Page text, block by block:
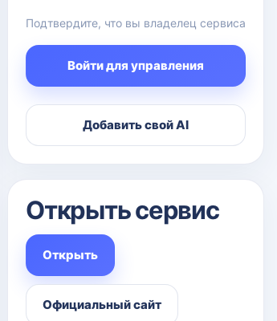
Подтвердите, что вы владелец сервиса
Войти для управления
Добавить свой AI
Открыть сервис
Открыть
Официальный сайт